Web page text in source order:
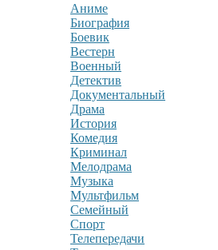
Аниме
Биография
Боевик
Вестерн
Военный
Детектив
Документальный
Драма
История
Комедия
Криминал
Мелодрама
Музыка
Мультфильм
Семейный
Спорт
Телепередачи